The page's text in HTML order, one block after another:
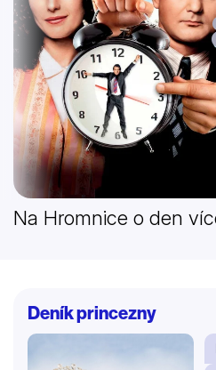
Na Hromnice o den
Deník princezny